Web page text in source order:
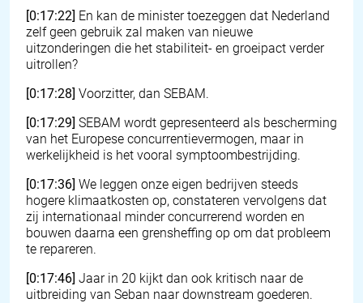
[0:17:22] En kan de minister toezeggen dat Nederland
zelf geen gebruik zal maken van nieuwe
uitzonderingen die het stabiliteit- en groeipact verder
uitrollen?
[0:17:28] Voorzitter, dan SEBAM.
[0:17:29] SEBAM wordt gepresenteerd als bescherming
van het Europese concurrentievermogen, maar in
werkelijkheid is het vooral symptoombestrijding.
[0:17:36] We leggen onze eigen bedrijven steeds
hogere klimaatkosten op, constateren vervolgens dat
zij internationaal minder concurrerend worden en
bouwen daarna een grensheffing op om dat probleem
te repareren.
[0:17:46] Jaar in 20 kijkt dan ook kritisch naar de
uitbreiding van Seban naar downstream goederen.